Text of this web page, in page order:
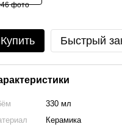
Купить Быстрый
330 мл
Керамика